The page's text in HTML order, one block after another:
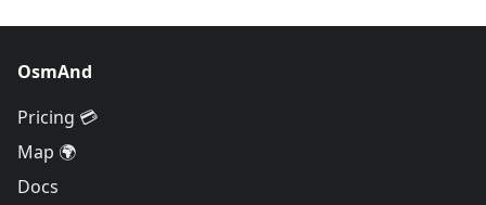
OsmAnd
Pricing 💳
Map 🌍
Docs